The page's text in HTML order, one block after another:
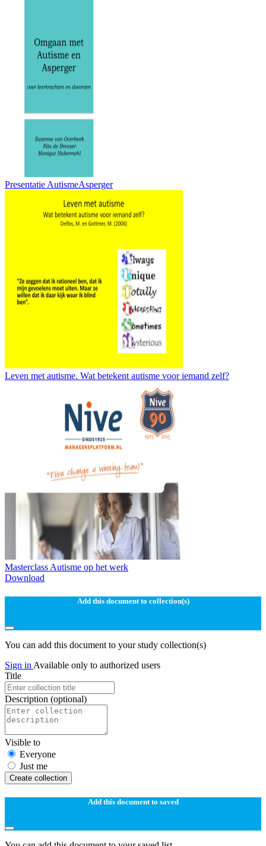
Presentatie AutismeAsperger
Leven met autisme. Wat betekent autisme voor iemand zelf?
Masterclass Autisme op het werk
Download
Add this document to collection(s)
You can add this document to your study collection(s)
Sign in Available only to authorized users
Title
Description (optional)
Visible to
Everyone
Just me
Create collection
Add this document to saved